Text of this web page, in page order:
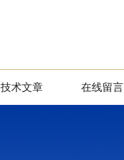
技术文章 在线留言